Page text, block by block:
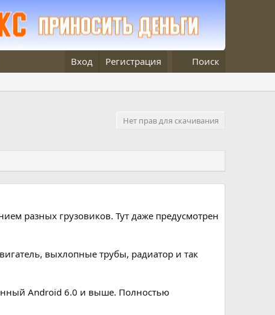
Вход Регистрация Поиск
Нет прав для скачивания
разных грузовиков. Тут даже предусмотрен
выхлопные трубы, радиатор и так
Android 6.0 и выше. Полностью